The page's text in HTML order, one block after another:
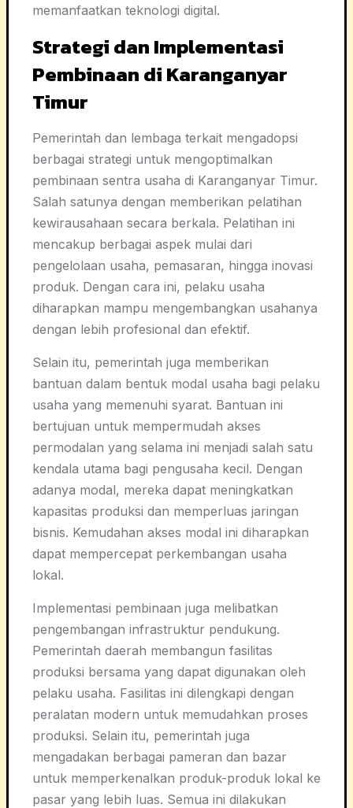
memanfaatkan teknologi digital.
Strategi dan Implementasi
Pembinaan di Karanganyar
Timur
Pemerintah dan lembaga terkait mengadopsi
berbagai strategi untuk mengoptimalkan
pembinaan sentra usaha di Karanganyar Timur.
Salah satunya dengan memberikan pelatihan
kewirausahaan secara berkala. Pelatihan ini
mencakup berbagai aspek mulai dari
pengelolaan usaha, pemasaran, hingga inovasi
produk. Dengan cara ini, pelaku usaha
diharapkan mampu mengembangkan usahanya
dengan lebih profesional dan efektif.
Selain itu, pemerintah juga memberikan
bantuan dalam bentuk modal usaha bagi pelaku
usaha yang memenuhi syarat. Bantuan ini
bertujuan untuk mempermudah akses
permodalan yang selama ini menjadi salah satu
kendala utama bagi pengusaha kecil. Dengan
adanya modal, mereka dapat meningkatkan
kapasitas produksi dan memperluas jaringan
bisnis. Kemudahan akses modal ini diharapkan
dapat mempercepat perkembangan usaha
lokal.
Implementasi pembinaan juga melibatkan
pengembangan infrastruktur pendukung.
Pemerintah daerah membangun fasilitas
produksi bersama yang dapat digunakan oleh
pelaku usaha. Fasilitas ini dilengkapi dengan
peralatan modern untuk memudahkan proses
produksi. Selain itu, pemerintah juga
mengadakan berbagai pameran dan bazar
untuk memperkenalkan produk-produk lokal ke
pasar yang lebih luas. Semua ini dilakukan